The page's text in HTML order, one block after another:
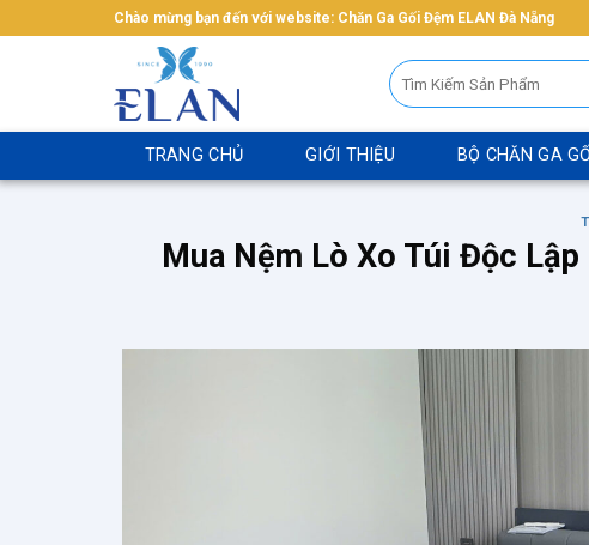
qua
Chào mừng bạn đến với website: Chăn Ga Gối Đệm ELAN Đà Nẵng
Tìm
kiếm:
TRANG CHỦ GIỚI THIỆU BỘ CHĂN GA GỐI
Mua Nệm Lò Xo Túi Độc